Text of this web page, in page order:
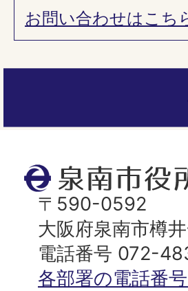
お問い合わせはこち
泉
南
市
役
所
〒590-0592
大阪府泉南市樽
電話番号 072-
各部署の電話番